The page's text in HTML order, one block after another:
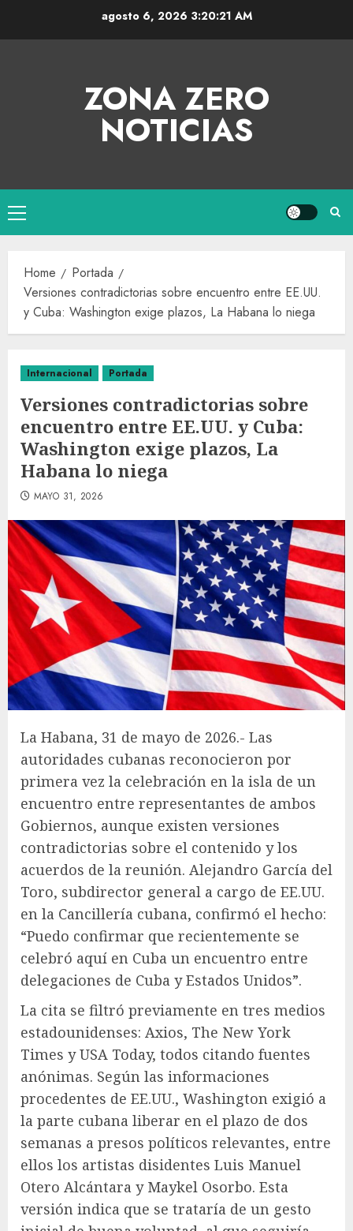
agosto 6, 2026 3:20:22 AM
ZONA ZERO
NOTICIAS
Home
Portada
Versiones contradictorias sobre encuentro entre EE.UU.
y Cuba: Washington exige plazos, La Habana lo niega
Internacional Portada
Versiones contradictorias sobre
encuentro entre EE.UU. y Cuba:
Washington exige plazos, La
Habana lo niega
MAYO 31, 2026
La Habana, 31 de mayo de 2026.- Las
autoridades cubanas reconocieron por
primera vez la celebración en la isla de un
encuentro entre representantes de ambos
Gobiernos, aunque existen versiones
contradictorias sobre el contenido y los
acuerdos de la reunión. Alejandro García del
Toro, subdirector general a cargo de EE.UU.
en la Cancillería cubana, confirmó el hecho:
“Puedo confirmar que recientemente se
celebró aquí en Cuba un encuentro entre
delegaciones de Cuba y Estados Unidos”.
La cita se filtró previamente en tres medios
estadounidenses: Axios, The New York
Times y USA Today, todos citando fuentes
anónimas. Según las informaciones
procedentes de EE.UU., Washington exigió a
la parte cubana liberar en el plazo de dos
semanas a presos políticos relevantes, entre
ellos los artistas disidentes Luis Manuel
Otero Alcántara y Maykel Osorbo. Esta
versión indica que se trataría de un gesto